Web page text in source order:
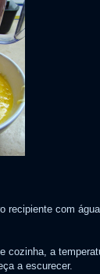
recipiente com
cozinha, a
a escurecer.